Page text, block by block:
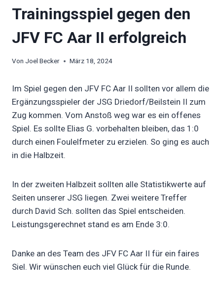
Trainingsspiel gegen den
JFV FC Aar II erfolgreich
Von Joel Becker März 18, 2024
Im Spiel gegen den JFV FC Aar II sollten vor allem die
Ergänzungsspieler der JSG Driedorf/Beilstein II zum
Zug kommen. Vom Anstoß weg war es ein offenes
Spiel. Es sollte Elias G. vorbehalten bleiben, das 1:0
durch einen Foulelfmeter zu erzielen. So ging es auch
in die Halbzeit.
In der zweiten Halbzeit sollten alle Statistikwerte auf
Seiten unserer JSG liegen. Zwei weitere Treffer
durch David Sch. sollten das Spiel entscheiden.
Leistungsgerechnet stand es am Ende 3:0.
Danke an des Team des JFV FC Aar II für ein faires
Siel. Wir wünschen euch viel Glück für die Runde.